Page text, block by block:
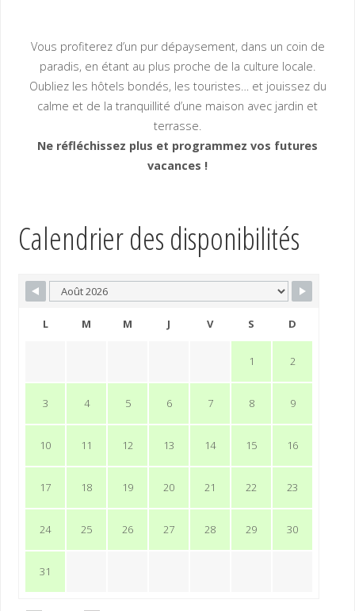
Vous profiterez d’un pur dépaysement, dans un coin de
paradis, en étant au plus proche de la culture locale.
Oubliez les hôtels bondés, les touristes… et jouissez du
calme et de la tranquillité d’une maison avec jardin et
terrasse.
Ne réfléchissez plus et programmez vos futures
vacances !
Calendrier des disponibilités
L M M J V S D
1 2
3 4 5 6 7 8 9
10 11 12 13 14 15 16
17 18 19 20 21 22 23
24 25 26 27 28 29 30
31